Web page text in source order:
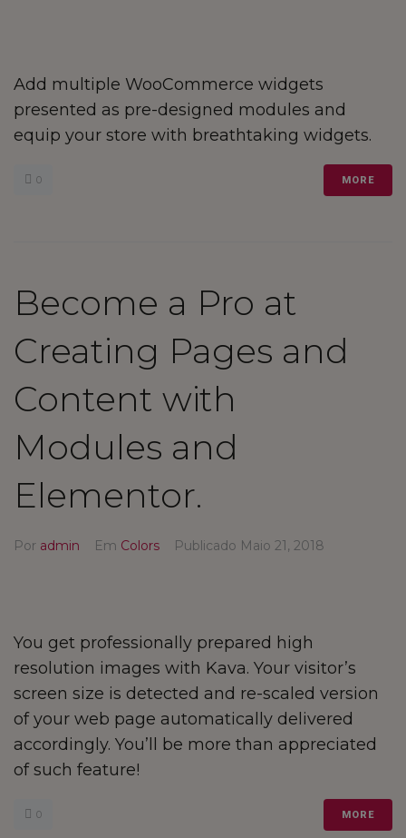
FALE CONNOSCO
Add multiple WooCommerce widgets
presented as pre-designed modules and
equip your store with breathtaking widgets.
0 MORE
Become a Pro at
Creating Pages and
Content with
Modules and
Elementor.
Por admin Em Colors Publicado Maio 21, 2018
You get professionally prepared high
resolution images with Kava. Your visitor’s
screen size is detected and re-scaled version
of your web page automatically delivered
accordingly. You’ll be more than appreciated
of such feature!
0 MORE